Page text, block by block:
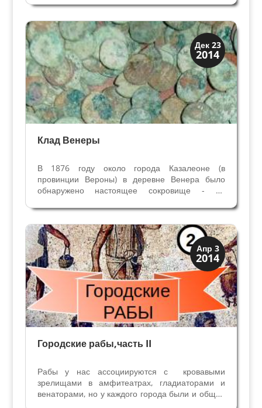
заняты на бюрократических работах, это и
писари, архивариусы, секретари и сборщики
налогов,также публичные...
Дек 23
2014
История
Клады и медали
Клад Венеры
В 1876 году около города Казалеоне (в
провинции Вероны) в деревне Венера было
обнаружено настоящее сокровище - на
строители откопали два клада с римскими
монетами. Из-за названия деревни клад
называют Кладом Венеры. Звучит...
Апр 3
2014
Верона
Музеи
Городские рабы,часть II
Рабы у нас ассоциируются с кровавыми
зрелищами в амфитеатрах, гладиаторами и
венаторами, но у каждого города были и общие